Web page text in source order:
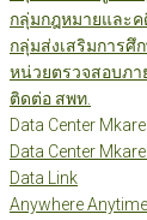
กลุ่มกฎหมายและค
กลุ่มส่งเสริมการศึ
หน่วยตรวจสอบภา
ติดต่อ สพท.
Data Center
Data Center
Data Link
Anywhere Anytime